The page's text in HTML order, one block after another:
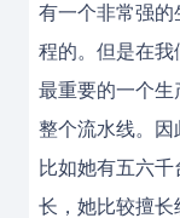
有一个非常强
程的。但是在我
最重要的一个生
整个流水线。因
比如她有五六
长，她比较擅长